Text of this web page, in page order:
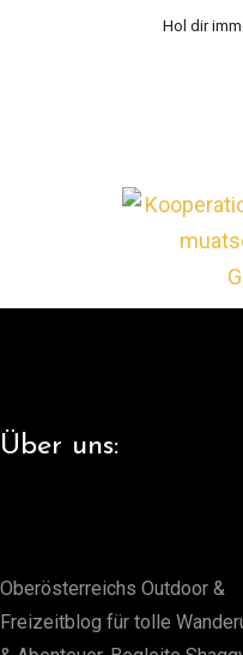
Hol dir
Über uns:
Oberösterreichs Outdoor &
Freizeitblog für tolle